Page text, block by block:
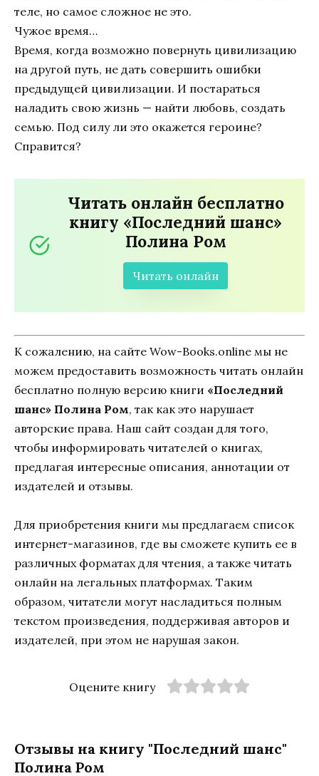
теле, но самое сложное не это.
Чужое время…
Время, когда возможно повернуть цивилизацию
на другой путь, не дать совершить ошибки
предыдущей цивилизации. И постараться
наладить свою жизнь — найти любовь, создать
семью. Под силу ли это окажется героине?
Справится?
Читать онлайн бесплатно
книгу «Последний шанс»
Полина Ром
Читать онлайн
К сожалению, на сайте Wow-Books.online мы не
можем предоставить возможность читать онлайн
бесплатно полную версию книги «Последний
шанс» Полина Ром, так как это нарушает
авторские права. Наш сайт создан для того,
чтобы информировать читателей о книгах,
предлагая интересные описания, аннотации от
издателей и отзывы.
Для приобретения книги мы предлагаем список
интернет-магазинов, где вы сможете купить ее в
различных форматах для чтения, а также читать
онлайн на легальных платформах. Таким
образом, читатели могут насладиться полным
текстом произведения, поддерживая авторов и
издателей, при этом не нарушая закон.
Оцените книгу
Отзывы на книгу "Последний шанс"
Полина Ром